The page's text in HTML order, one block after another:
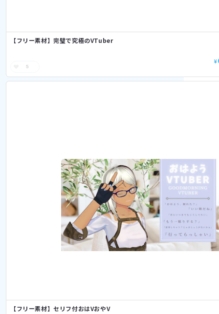
【フリー素材】完璧で究極のVTuber
5
¥
【フリー素材】セリフ付おはVおやV